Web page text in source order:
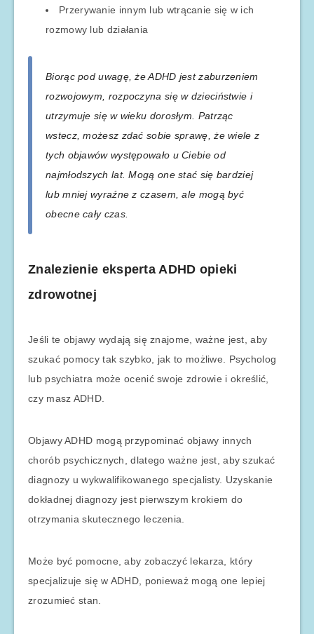
Przerywanie innym lub wtrącanie się w ich
rozmowy lub działania
Biorąc pod uwagę, że ADHD jest zaburzeniem
rozwojowym, rozpoczyna się w dzieciństwie i
utrzymuje się w wieku dorosłym. Patrząc
wstecz, możesz zdać sobie sprawę, że wiele z
tych objawów występowało u Ciebie od
najmłodszych lat. Mogą one stać się bardziej
lub mniej wyraźne z czasem, ale mogą być
obecne cały czas.
Znalezienie eksperta ADHD opieki
zdrowotnej
Jeśli te objawy wydają się znajome, ważne jest, aby
szukać pomocy tak szybko, jak to możliwe. Psycholog
lub psychiatra może ocenić swoje zdrowie i określić,
czy masz ADHD.
Objawy ADHD mogą przypominać objawy innych
chorób psychicznych, dlatego ważne jest, aby szukać
diagnozy u wykwalifikowanego specjalisty. Uzyskanie
dokładnej diagnozy jest pierwszym krokiem do
otrzymania skutecznego leczenia.
Może być pomocne, aby zobaczyć lekarza, który
specjalizuje się w ADHD, ponieważ mogą one lepiej
zrozumieć stan.